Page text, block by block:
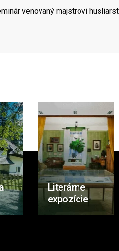
venovaný majstrovi
Literárne
expozície